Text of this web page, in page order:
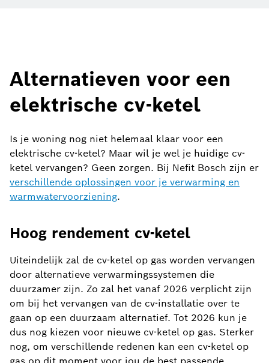
Alternatieven voor een
elektrische cv-ketel
Is je woning nog niet helemaal klaar voor een
elektrische cv-ketel? Maar wil je wel je huidige cv-
ketel vervangen? Geen zorgen. Bij Nefit Bosch zijn er
verschillende oplossingen voor je verwarming en
warmwatervoorziening.
Hoog rendement cv-ketel
Uiteindelijk zal de cv-ketel op gas worden vervangen
door alternatieve verwarmingssystemen die
duurzamer zijn. Zo zal het vanaf 2026 verplicht zijn
om bij het vervangen van de cv-installatie over te
gaan op een duurzaam alternatief. Tot 2026 kun je
dus nog kiezen voor nieuwe cv-ketel op gas. Sterker
nog, om verschillende redenen kan een cv-ketel op